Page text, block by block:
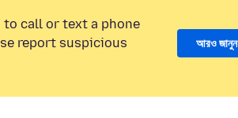
to call or text a phone
report suspicious
আরও জানুন